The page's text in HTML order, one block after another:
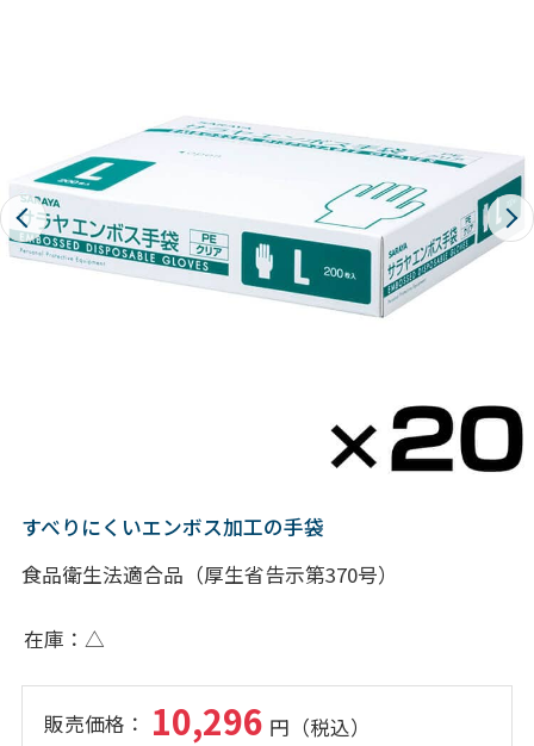
すべりにくいエンボス加工の手袋
食品衛生法適合品（厚生省告示第370号）
在庫 △
10,296